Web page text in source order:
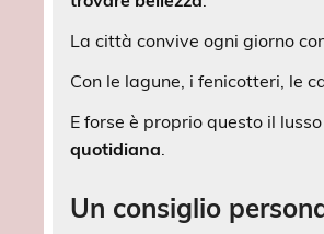
La città convive ogni giorno
Con le lagune, i fenicotteri, le
E forse è proprio questo il
quotidiana.
Un consiglio